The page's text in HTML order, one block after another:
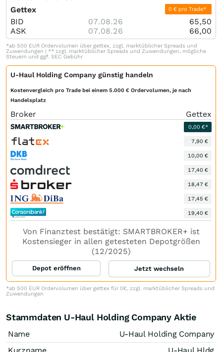
Gettex 0 € pro Trade*
BID 07.08.26
65,50
ASK
07.08.26 66,00
*ab 500 EUR Ordervolumen über gettex, zzgl. marktüblicher Spreads und
Zuwendungen | ** zzgl. marktüblicher Spreads und Zuwendungen, mögliche
Steuern und ggf. SEC Gebühr
U-Haul Holding Company günstig handeln
Kostenvergleich pro Trade bei einem 5.000 € Ordervolumen, je nach
Handelsplatz
Broker Gettex
0,00 €*
7,90 €
10,00 €
17,40 €
18,47 €
17,45 €
19,40 €
Von Finanztest bestätigt: SMARTBROKER+ ist
Kostensieger in allen getesteten Depotgrößen
(12/2025)
Depot eröffnen Jetzt wechseln
*ab 500 EUR Ordervolumen über gettex für 0€, zzgl. marktüblicher Spreads und
Zuwendungen
Stammdaten U-Haul Holding Company Aktie
Name
U-Haul Holding Company
Kurzname
U-Haul Hldg